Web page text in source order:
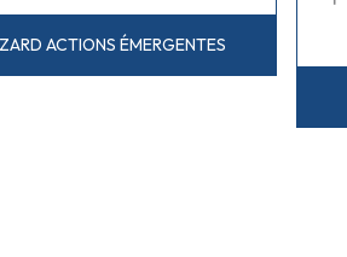
ACTIONS ÉMERGENTES